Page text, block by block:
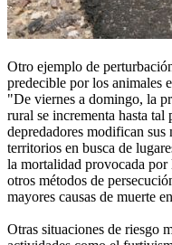
Otro ejemplo de
predecible por los animales
"De viernes a domingo, la
rural se incrementa hasta tal
depredadores modifican
territorios en busca de
la mortalidad provocada por
otros métodos de
mayores causas de muerte
Otras situaciones de riesgo